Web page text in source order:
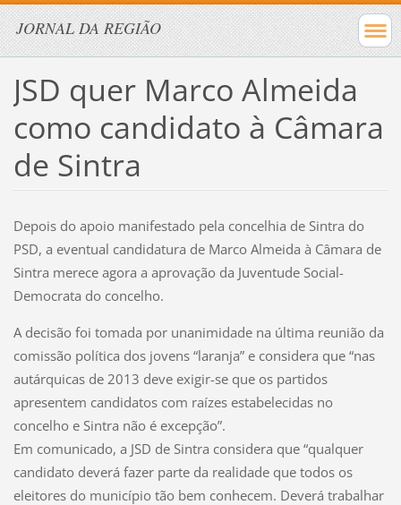
JORNAL DA REGIÃO
JSD quer Marco Almeida
como candidato à Câmara
de Sintra
Depois do apoio manifestado pela concelhia de Sintra do
PSD, a eventual candidatura de Marco Almeida à Câmara de
Sintra merece agora a aprovação da Juventude Social-
Democrata do concelho.
A decisão foi tomada por unanimidade na última reunião da
comissão política dos jovens “laranja” e considera que “nas
autárquicas de 2013 deve exigir-se que os partidos
apresentem candidatos com raízes estabelecidas no
concelho e Sintra não é excepção”.
Em comunicado, a JSD de Sintra considera que “qualquer
candidato deverá fazer parte da realidade que todos os
eleitores do município tão bem conhecem. Deverá trabalhar